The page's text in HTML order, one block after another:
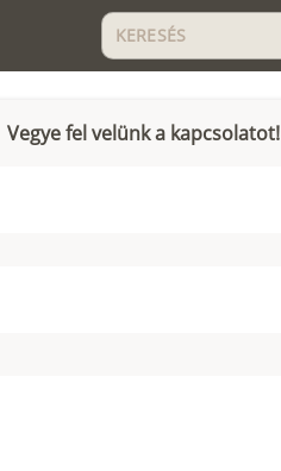
Vegye fel velünk a kapcsolatot!